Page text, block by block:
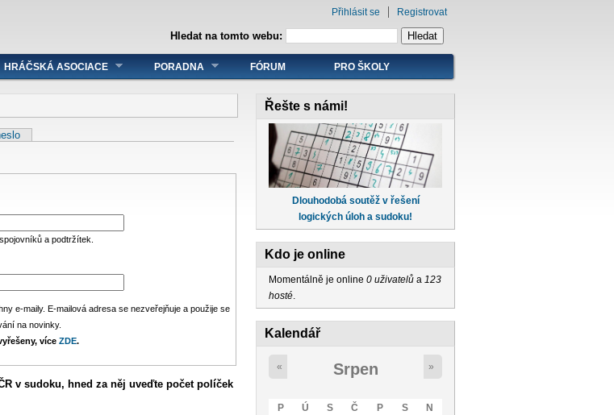
Hledat na tomto webu:
Přihlásit se Registrovat
HRÁČSKÁ ASOCIACE PORADNA FÓRUM PRO ŠKOLY
a podtržítek.
e-maily. E-mailová adresa se nezveřejňuje a použije se
na novinky.
více ZDE.
v sudoku, hned za něj uveďte počet políček
Řešte s námi!
Dlouhodobá soutěž v řešení
logických úloh a sudoku!
Kdo je online
Momentálně je online 0 uživatelů a 123
hosté.
Kalendář
« Srpen »
P Ú S Č P S
N